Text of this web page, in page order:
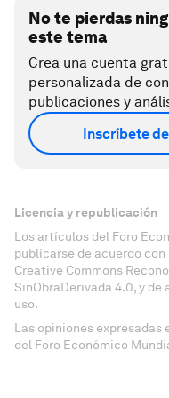
No te pierdas
este tema
Crea una cuenta
personalizada de
publicaciones y
Inscríbete
Licencia y republicación
Los artículos del Foro
publicarse de acuerdo
Creative Commons
SinObraDerivada 4.0, y
uso.
Las opiniones expresadas
del Foro Económico